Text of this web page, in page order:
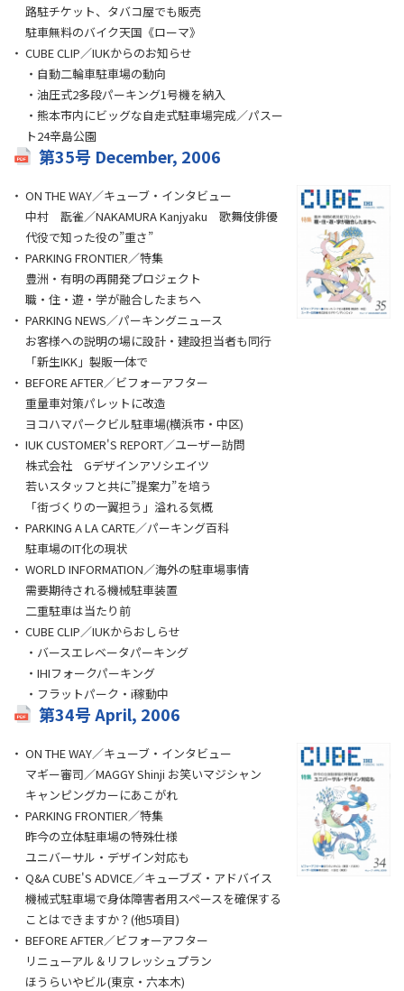
路駐チケット、タバコ屋でも販売
駐車無料のバイク天国《ローマ》
CUBE CLIP／IUKからのお知らせ
・自動二輪車駐車場の動向
・油圧式2多段パーキング1号機を納入
・熊本市内にビッグな自走式駐車場完成／パスー
ト24辛島公園
第35号 December, 2006
ON THE WAY／キューブ・インタビュー
中村 翫雀／NAKAMURA Kanjyaku 歌舞伎俳優
代役で知った役の”重さ”
PARKING FRONTIER／特集
豊洲・有明の再開発プロジェクト
職・住・遊・学が融合したまちへ
PARKING NEWS／パーキングニュース
お客様への説明の場に設計・建設担当者も同行
「新生IKK」製販一体で
BEFORE AFTER／ビフォーアフター
重量車対策パレットに改造
ヨコハマパークビル駐車場(横浜市・中区)
IUK CUSTOMER'S REPORT／ユーザー訪問
株式会社 Gデザインアソシエイツ
若いスタッフと共に”提案力”を培う
「街づくりの一翼担う」溢れる気概
PARKING A LA CARTE／パーキング百科
駐車場のIT化の現状
WORLD INFORMATION／海外の駐車場事情
需要期待される機械駐車装置
二重駐車は当たり前
CUBE CLIP／IUKからおしらせ
・バースエレベータパーキング
・IHIフォークパーキング
・フラットパーク・i稼動中
第34号 April, 2006
ON THE WAY／キューブ・インタビュー
マギー審司／MAGGY Shinji お笑いマジシャン
キャンピングカーにあこがれ
PARKING FRONTIER／特集
昨今の立体駐車場の特殊仕様
ユニバーサル・デザイン対応も
Q&A CUBE'S ADVICE／キューブズ・アドバイス
機械式駐車場で身体障害者用スペースを確保する
ことはできますか？(他5項目)
BEFORE AFTER／ビフォーアフター
リニューアル＆リフレッシュプラン
ほうらいやビル(東京・六本木)